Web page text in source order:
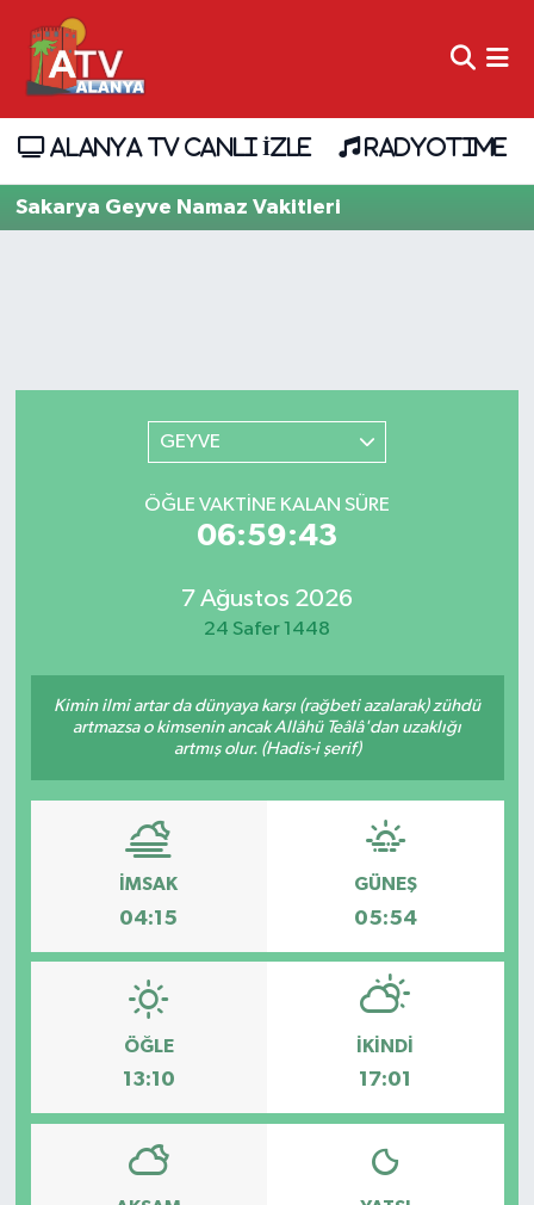
ALANYA TV CANLI İZLE RADYOTIME
Sakarya Geyve Namaz Vakitleri
GEYVE
ÖĞLE VAKTINE KALAN SÜRE
06:59:43
7 Ağustos 2026
24 Safer 1448
Kimin ilmi artar da dünyaya karşı (rağbeti azalarak) zühdü
artmazsa o kimsenin ancak Allâhü Teâlâ'dan uzaklığı
artmış olur. (Hadis-i şerif)
İMSAK
04:15
GÜNEŞ
05:54
ÖĞLE
13:10
İKINDI
17:01